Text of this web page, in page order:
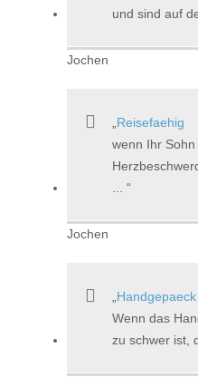
und sind auf
Jochen
Reisefaehig
wenn Ihr
Jochen
Handgepaeck
Wenn das
zu schwer ist,